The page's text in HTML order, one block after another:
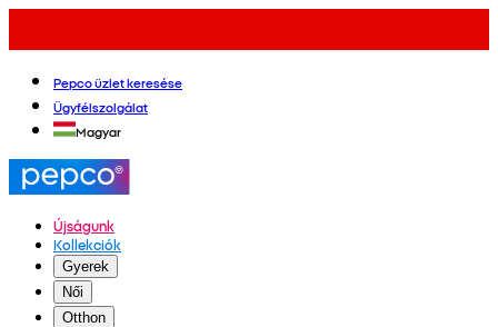
Pepco üzlet keresése
Ügyfélszolgálat
Magyar
Újságunk
Kollekciók
Gyerek
Női
Otthon